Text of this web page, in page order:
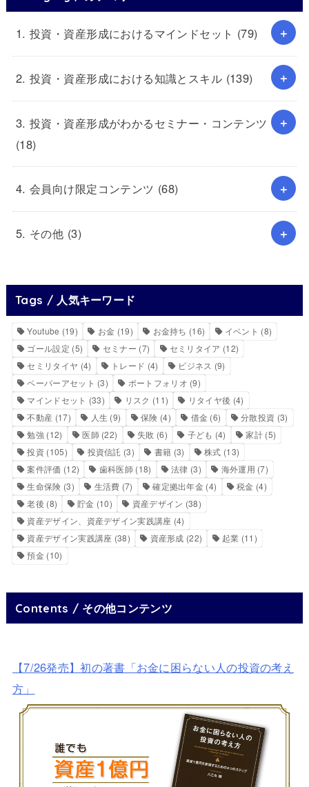
1. 投資・資産形成におけるマインドセット (79)
2. 投資・資産形成における知識とスキル (139)
3. 投資・資産形成がわかるセミナー・コンテンツ
(18)
4. 会員向け限定コンテンツ (68)
5. その他 (3)
Tags / 人気キーワード
Youtube (19) お金 (19) お金持ち (16) イベント (8)
ゴール設定 (5) セミナー (7) セミリタイア (12)
セミリタイヤ (4) トレード (4) ビジネス (9)
ペーパーアセット (3) ポートフォリオ (9)
マインドセット (33) リスク (11) リタイヤ後 (4)
不動産 (17) 人生 (9) 保険 (4) 借金 (6) 分散投資 (3)
勉強 (12) 医師(22) 失敗 (6) 子ども (4) 家計(5)
投資 (105) 投資信託 (3) 書籍 (3) 株式 (13)
案件評価 (12) 歯科医師 (18) 法律 (3) 海外運用 (7)
生命保険 (3) 生活費 (7) 確定拠出年金 (4) 税金 (4)
老後 (8) 貯金 (10) 資産デザイン (38)
資産デザイン、資産デザイン実践講座 (4)
資産デザイン実践講座 (38) 資産形成 (22) 起業 (11)
預金 (10)
Contents / その他コンテンツ
【7/26発売】初の著書「お金に困らない人の投資の考え
方」